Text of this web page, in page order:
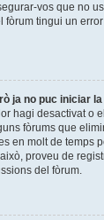
vos que no
fòrum tingui un
ja no puc iniciar
hagi desactivat o
fòrums que
en molt de temps
proveu de
del fòrum.